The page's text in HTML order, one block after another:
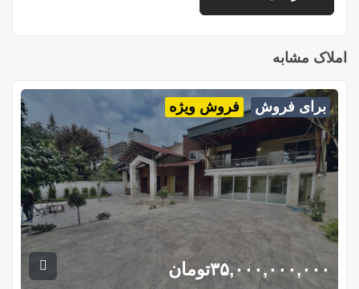
املاک مشابه
برای فروش فروش ویژه
۳۵,۰۰۰,۰۰۰,۰۰۰تومان